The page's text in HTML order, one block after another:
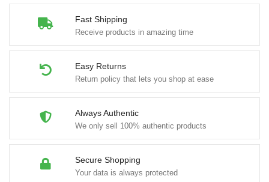
Fast Shipping
Receive products in amazing time
Easy Returns
Return policy that lets you shop at ease
Always Authentic
We only sell 100% authentic products
Secure Shopping
Your data is always protected